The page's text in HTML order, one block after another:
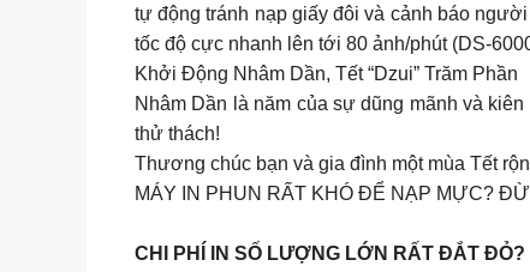
tự động tránh nạp giấy đôi và cảnh báo
tốc độ cực nhanh lên tới 80 ảnh/phút (DS-
Khởi Động Nhâm Dần, Tết “Dzui” Trăm Phần
Nhâm Dần là năm của sự dũng mãnh và
thử thách!
Thương chúc bạn và gia đình một mùa Tết
MÁY IN PHUN RẤT KHÓ ĐỂ NẠP MỰC?
CHI PHÍ IN SỐ LƯỢNG LỚN RẤT ĐẮT ĐỎ?